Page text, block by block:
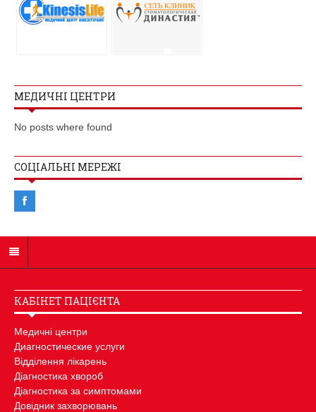
МЕДИЧНІ ЦЕНТРИ
No posts where found
СОЦІАЛЬНІ МЕРЕЖІ
КАБІНЕТ ПАЦІЄНТА
Медичні центри
Диагностические услуги
Відділення лікарень
Діагностика хвороб
Діагностика за симптомами
Довідник захворювань